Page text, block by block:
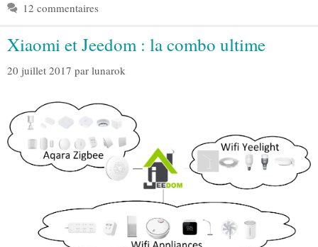
12 commentaires
Xiaomi et Jeedom : la combo ultime
20 juillet 2017 par lunarok